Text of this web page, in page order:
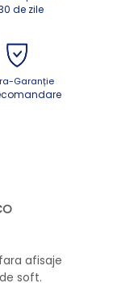
de zile
Garanție
afisaje
soft.